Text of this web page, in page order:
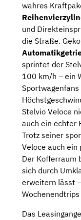
wahres
und
die Straße.
sprintet der
100 km/h – ein
Stelvio Veloce
auch ein echter
Trotz seiner
Veloce auch
Der Kofferraum
sich durch
erweitern lässt
Das